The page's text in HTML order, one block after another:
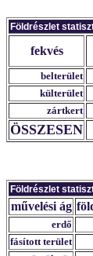
Földrészlet
fekvés
belterület
külterület
zártkert
ÖSSZESEN
Földrészlet
művelési ág
erdő
fásított terület